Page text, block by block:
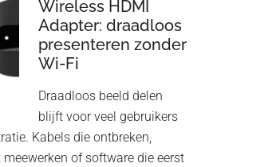
Wireless HDMI
Adapter: draadloos
presenteren zonder
Wi-Fi
Draadloos beeld delen
blijft voor veel gebruikers
Kabels die ontbreken,
of software die eerst